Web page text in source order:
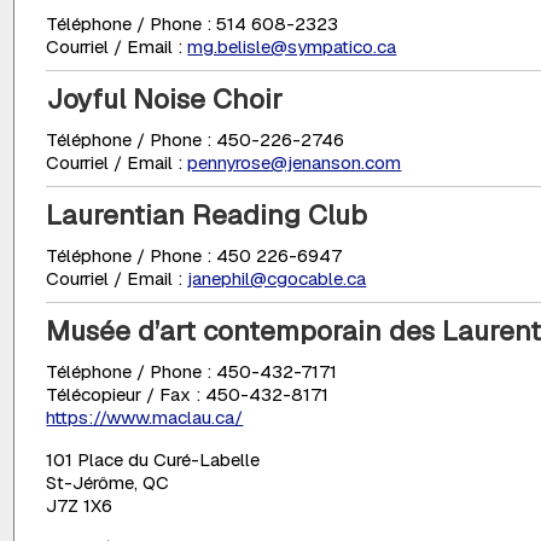
Téléphone / Phone : 514 608-2323
Courriel / Email :mg.belisle@sympatico.ca
Joyful Noise Choir
Téléphone / Phone : 450-226-2746
Courriel / Email :pennyrose@jenanson.com
Laurentian Reading Club
Téléphone / Phone : 450 226-6947
Courriel / Email : janephil@cgocable.ca
Musée d’art contemporain des
Téléphone / Phone : 450-432-7171
Télécopieur / Fax : 450-432-8171
https://www.maclau.ca/
101 Place du Curé-Labelle
St-Jérôme, QC
J7Z 1X6